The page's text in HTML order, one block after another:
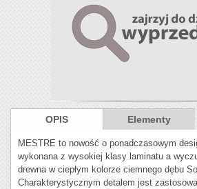
OPIS Elementy
MESTRE to nowość o ponadczasowym
wykonana z wysokiej klasy laminatu a
drewna w ciepłym kolorze ciemnego dębu
Charakterystycznym detalem jest